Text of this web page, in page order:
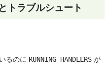
トラブルシュート
るのに RUNNING HANDLERS が